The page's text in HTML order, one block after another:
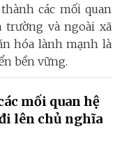
các mối quan
trường và ngoài xã
hóa lành mạnh là
bền vững.
mối quan hệ
lên chủ nghĩa